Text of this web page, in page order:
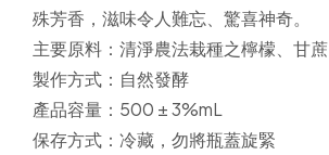
殊芳香，滋味令人難忘、驚喜神奇。
主要原料： 清淨農法栽種之檸檬、甘蔗
製作方式： 自然發酵
產品容量： 500 ± 3%mL
保存方式： 冷藏，勿將瓶蓋旋緊